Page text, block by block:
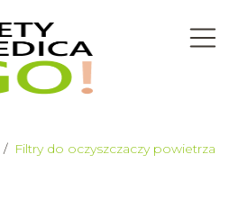
/ Filtry do oczyszczaczy powietrza